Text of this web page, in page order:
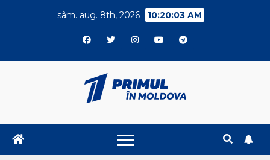
sâm. aug. 8th, 2026 10:20:04 AM